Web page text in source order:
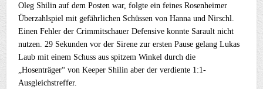
Oleg Shilin auf dem Posten war, folgte ein feines Rosenheimer
Überzahlspiel mit gefährlichen Schüssen von Hanna und Nirschl.
Einen Fehler der Crimmitschauer Defensive konnte Sarault nicht
nutzen. 29 Sekunden vor der Sirene zur ersten Pause gelang Lukas
Laub mit einem Schuss aus spitzem Winkel durch die
„Hosenträger“ von Keeper Shilin aber der verdiente 1:1-
Ausgleichstreffer.